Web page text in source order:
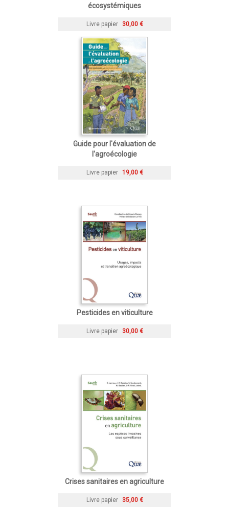
écosystémiques
Livre papier 30,00 €
Guide pour l'évaluation de
l'agroécologie
Livre papier 19,00 €
Pesticides en viticulture
Livre papier 30,00 €
Crises sanitaires en agriculture
Livre papier 35,00 €